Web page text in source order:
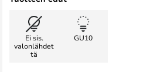
Ei sis.
valonlähdet
tä
GU10